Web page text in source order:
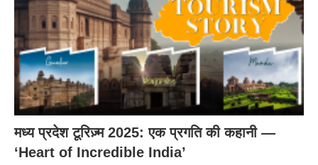
मध्य प्रदेश टूरिज़्म 2025: एक प्रगति की कहानी —
‘Heart of Incredible India’